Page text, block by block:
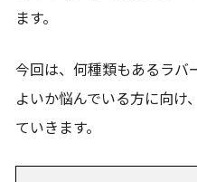
ます。
今回は、何種類もあるラバ
よいか悩んでいる方に向け
ていきます。